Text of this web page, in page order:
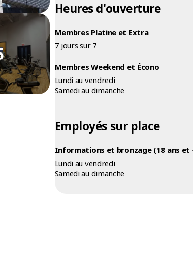
Heures d'ouverture
Membres Platine et Extra
7 jours sur 7
Membres Weekend et Écono
Lundi au vendredi
Samedi au dimanche
Employés sur place
Informations et bronzage (18 ans et
Lundi au vendredi
Samedi au dimanche